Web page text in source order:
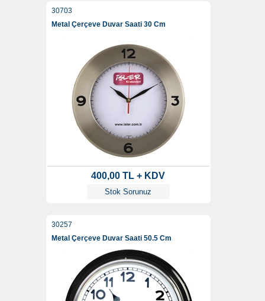
30703
Metal Çerçeve Duvar Saati 30 Cm
400,00 TL + KDV
Stok Sorunuz
30257
Metal Çerçeve Duvar Saati 50.5 Cm